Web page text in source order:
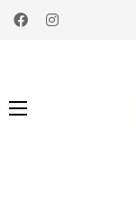
Facebook
navigazione
☰